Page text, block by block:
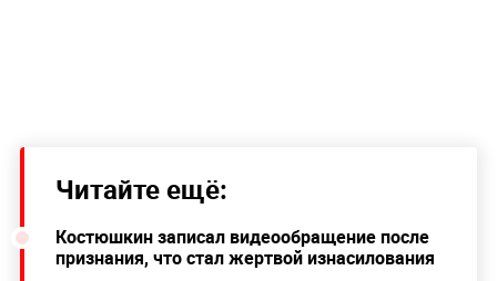
Читайте ещё:
Костюшкин записал видеообращение после
признания, что стал жертвой изнасилования